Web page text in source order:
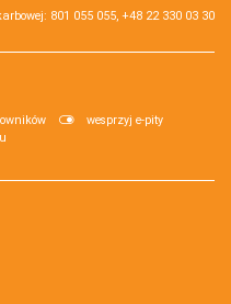
801 055 055, +48 22 330 03 30
wesprzyj e-pity